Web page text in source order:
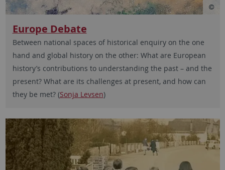
Europe Debate
Between national spaces of historical enquiry on the one
hand and global history on the other: What are European
history’s contributions to understanding the past – and the
present? What are its challenges at present, and how can
they be met? (Sonja Levsen)